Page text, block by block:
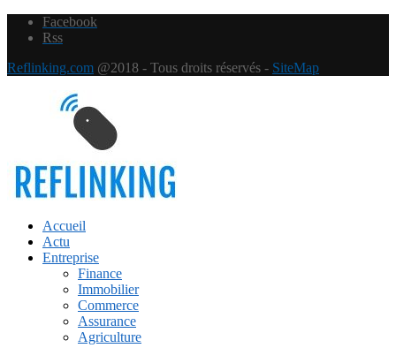
Facebook
Rss
Reflinking.com @2018 - Tous droits réservés - SiteMap
Accueil
Actu
Entreprise
Finance
Immobilier
Commerce
Assurance
Agriculture